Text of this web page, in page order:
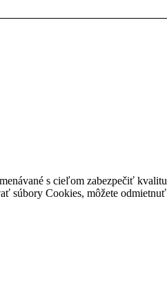
s cieľom zabezpečiť kvalitu
súbory Cookies, môžete odmietnuť